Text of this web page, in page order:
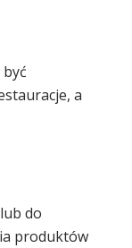
a
do
produktów